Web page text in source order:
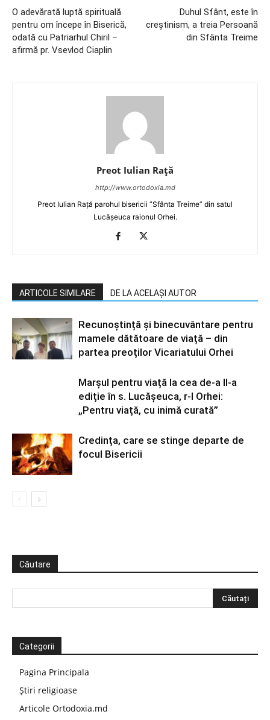
O adevărată luptă spirituală
pentru om începe în Biserică,
odată cu Patriarhul Chiril –
afirmă pr. Vsevlod Ciaplin
Duhul Sfânt, este în
creştinism, a treia Persoană
din Sfânta Treime
Preot Iulian Raţă
http://www.ortodoxia.md
Preot Iulian Rață parohul bisericii ”Sfânta Treime” din satul
Lucășeuca raionul Orhei.
ARTICOLE SIMILARE DE LA ACELAȘI AUTOR
Recunoștință și binecuvântare pentru
mamele dătătoare de viață – din
partea preoților Vicariatului Orhei
Marșul pentru viață la cea de-a II-a
ediție în s. Lucășeuca, r-l Orhei:
„Pentru viață, cu inimă curată”
Credința, care se stinge departe de
focul Bisericii
Căutare
Categorii
Pagina Principala
Știri religioase
Articole Ortodoxia.md